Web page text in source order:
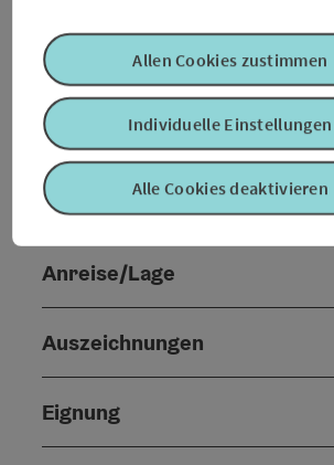
Kontakt
Preise
Verpflegung
Anreise/Lage
Auszeichnungen
Eignung
Alle Cookies deaktivieren
Individuelle Einstellungen
Allen Cookies zustimmen